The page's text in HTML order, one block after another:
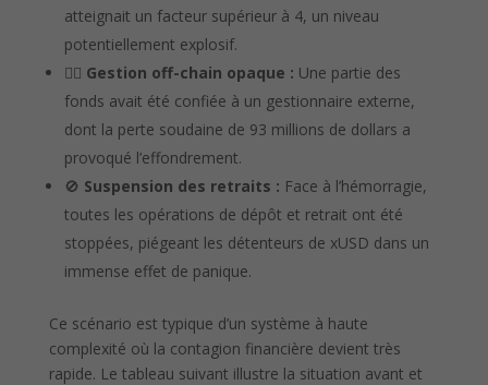
atteignait un facteur supérieur à 4, un niveau
potentiellement explosif.
🕵️‍♂️ Gestion off-chain opaque : Une partie des
fonds avait été confiée à un gestionnaire externe,
dont la perte soudaine de 93 millions de dollars a
provoqué l’effondrement.
🚫 Suspension des retraits : Face à l’hémorragie,
toutes les opérations de dépôt et retrait ont été
stoppées, piégeant les détenteurs de xUSD dans un
immense effet de panique.
Ce scénario est typique d’un système à haute
complexité où la contagion financière devient très
rapide. Le tableau suivant illustre la situation avant et